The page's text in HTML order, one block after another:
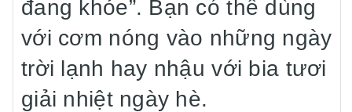
đang khỏe”. Bạn có thể dùng
với cơm nóng vào những ngày
trời lạnh hay nhậu với bia tươi
giải nhiệt ngày hè.